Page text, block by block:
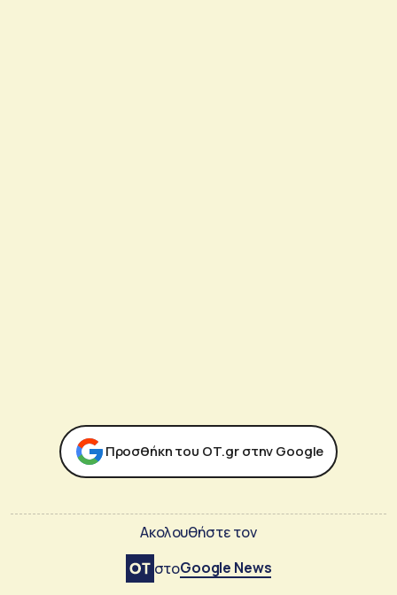
Προσθήκη του ΟΤ.gr στην Google
Ακολουθήστε τον
στοGoogle News